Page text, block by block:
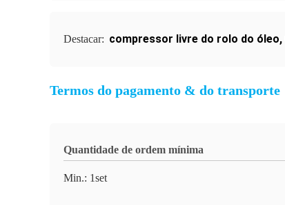
Destacar: compressor livre do rolo do óleo,
Termos do pagamento & do transporte
Quantidade de ordem mínima
Min.: 1set